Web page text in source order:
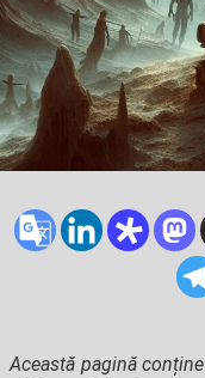
Această pagină conține